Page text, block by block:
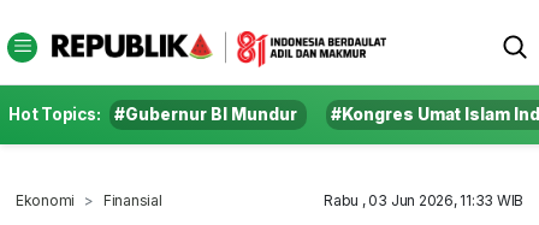
Hot Topics: #Gubernur BI Mundur #Kongres Umat Islam
Ekonomi Finansial Rabu , 03 Jun 2026, 11:33 WIB